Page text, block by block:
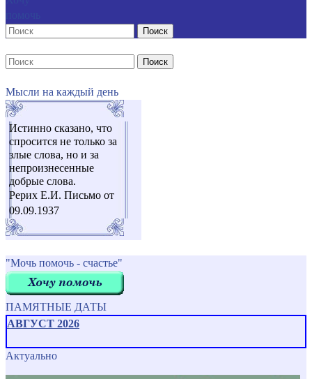
Поиск
Поиск
Мысли на каждый день
Истинно сказано, что
спросится не только за
злые слова, но и за
непроизнесенные
добрые слова.
Рерих Е.И. Письмо от
09.09.1937
"Мочь помочь - счастье"
ПАМЯТНЫЕ ДАТЫ
АВГУСТ 2026
Актуально